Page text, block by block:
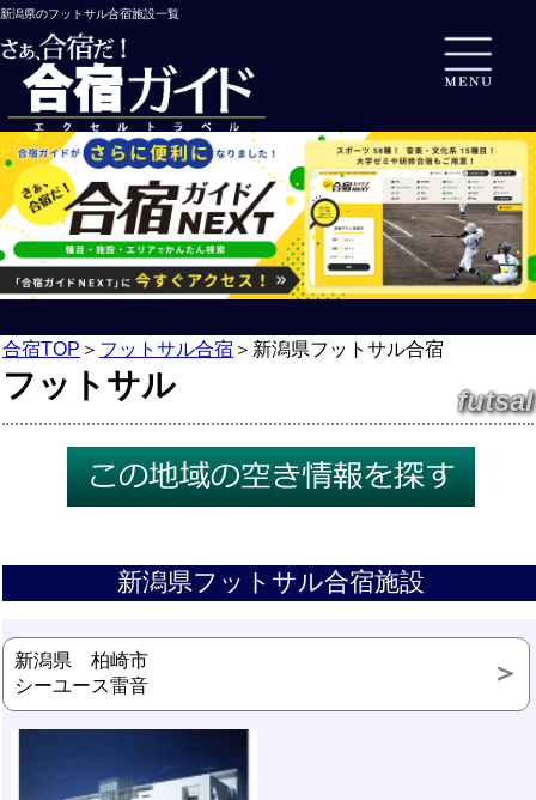
新潟県のフットサル合宿施設一覧
合宿TOP ＞ フットサル合宿 ＞ 新潟県フットサル合宿
フットサル futsal
新潟県フットサル合宿施設
新潟県 柏崎市
シーユース雷音